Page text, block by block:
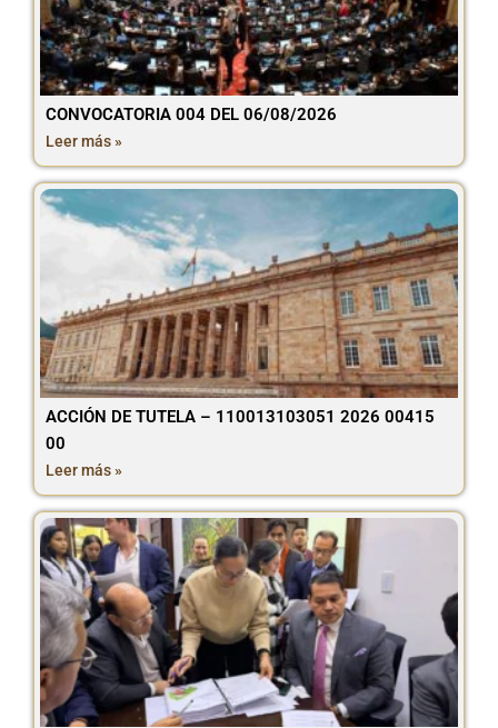
CONVOCATORIA 004 DEL 06/08/2026
Leer más »
ACCIÓN DE TUTELA – 110013103051 2026 00415
00
Leer más »